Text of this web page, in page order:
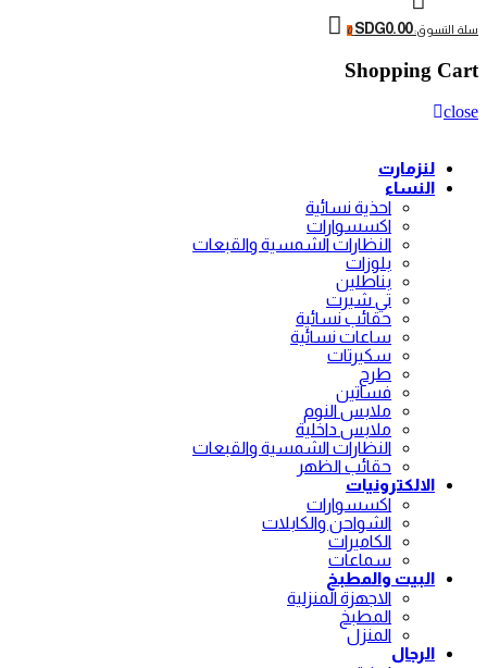
سلة التسوق:SDG0.00
0
Shopping Cart
close
لنزمارت
النساء
احذية نسائية
اكسسوارات
النظارات الشمسية والقبعات
بلوزات
بناطلين
تي شيرت
حقائب نسائية
ساعات نسائية
سكيرتات
طرح
فساتين
ملابس النوم
ملابس داخلية
النظارات الشمسية والقبعات
حقائب الظهر
الالكترونيات
اكسسوارات
الشواحن والكابلات
الكاميرات
سماعات
البيت والمطبخ
الاجهزة المنزلية
المطبخ
المنزل
الرجال